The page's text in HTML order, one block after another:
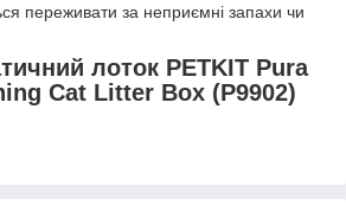
переживати за неприємні запахи чи
лоток PETKIT Pura
Cat Litter Box (P9902)